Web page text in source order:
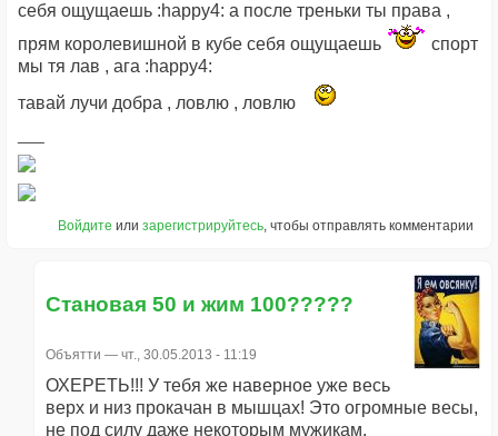
себя ощущаешь :happy4: а после треньки ты права ,
прям королевишной в кубе себя ощущаешь
спорт
мы тя лав , ага :happy4:
тавай лучи добра , ловлю , ловлю
Войдите или зарегистрируйтесь, чтобы отправлять комментарии
Становая 50 и жим 100?????
Объятти — чт., 30.05.2013 - 11:19
ОХЕРЕТЬ!!! У тебя же наверное уже весь
верх и низ прокачан в мышцах! Это огромные весы,
не под силу даже некоторым мужикам.